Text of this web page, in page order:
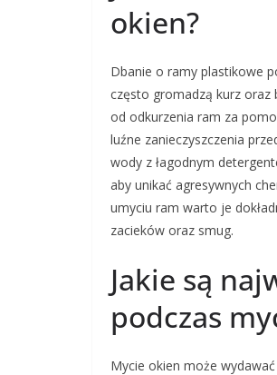
okien?
Dbanie o ramy plastikowe
często gromadzą kurz oraz
od odkurzenia ram za
luźne zanieczyszczenia
wody z łagodnym
aby unikać agresywnych
umyciu ram warto je
zacieków oraz smug.
Jakie są
podczas
Mycie okien może